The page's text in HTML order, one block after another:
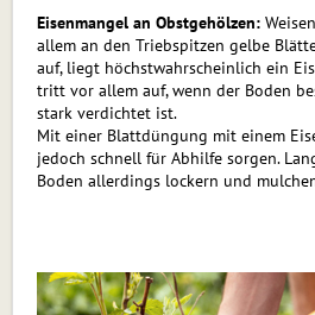
Eisenmangel an Obstgehölzen:
allem an den Triebspitzen gelbe
auf, liegt höchstwahrscheinlich ein
tritt vor allem auf, wenn der Boden
stark verdichtet ist.
Mit einer Blattdüngung mit einem
jedoch schnell für Abhilfe sorgen.
Boden allerdings lockern und